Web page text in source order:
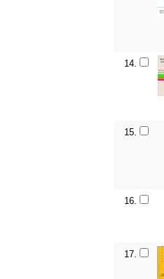
14.
15.
16.
17.